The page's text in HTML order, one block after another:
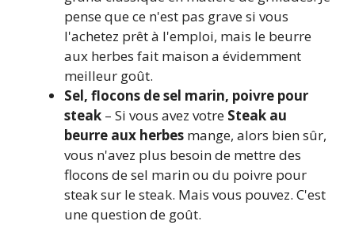
pense que ce n'est pas grave si vous
l'achetez prêt à l'emploi, mais le beurre
aux herbes fait maison a évidemment
meilleur goût.
Sel, flocons de sel marin, poivre pour
steak – Si vous avez votre Steak au
beurre aux herbes mange, alors bien sûr,
vous n'avez plus besoin de mettre des
flocons de sel marin ou du poivre pour
steak sur le steak. Mais vous pouvez. C'est
une question de goût.